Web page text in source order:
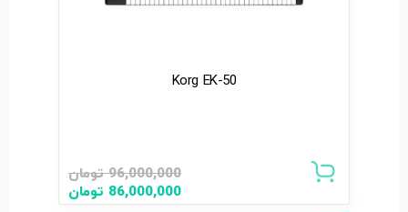
Korg EK-50
96,000,000 تومان
86,000,000 تومان